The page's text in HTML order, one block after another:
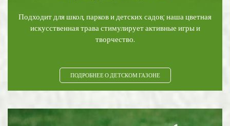
Подходит для школ, парков и детских садов; наша цветная
искусственная трава стимулирует активные игры и
творчество.
ПОДРОБНЕЕ О ДЕТСКОМ ГАЗОНЕ